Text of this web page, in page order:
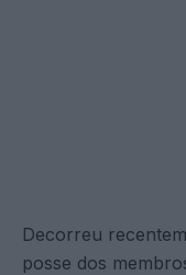
Decorreu
posse dos